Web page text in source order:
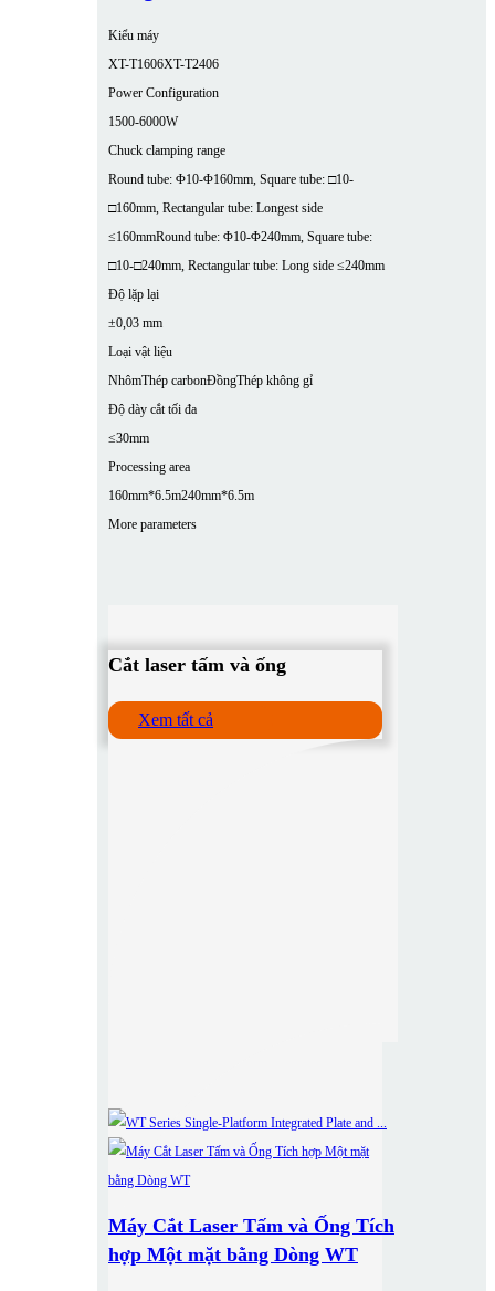
Kiểu máy
XT-T1606XT-T2406
Power Configuration
1500-6000W
Chuck clamping range
Round tube: Φ10-Φ160mm, Square tube: □10-
□160mm, Rectangular tube: Longest side
≤160mmRound tube: Φ10-Φ240mm, Square tube:
□10-□240mm, Rectangular tube: Long side ≤240mm
Độ lặp lại
±0,03 mm
Loại vật liệu
NhômThép carbonĐồngThép không gỉ
Độ dày cắt tối đa
≤30mm
Processing area
160mm*6.5m240mm*6.5m
More parameters
Cắt laser tấm và ống
Xem tất cả
Máy Cắt Laser Tấm và Ống Tích
hợp Một mặt bằng Dòng WT